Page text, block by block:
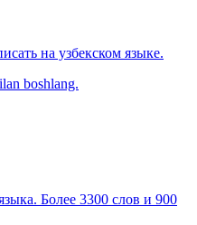
на узбекском языке.
boshlang.
Более 3300 слов и 900